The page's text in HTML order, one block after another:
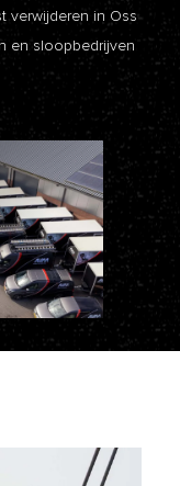
verwijderen in Oss
en sloopbedrijven